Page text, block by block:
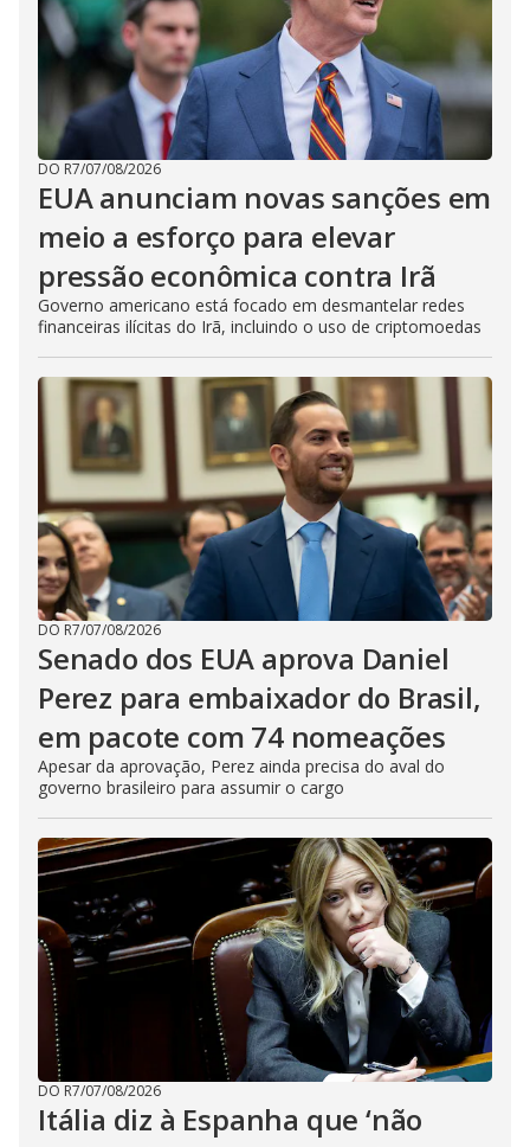
DO R7/07/08/2026
EUA anunciam novas sanções em
meio a esforço para elevar
pressão econômica contra Irã
Governo americano está focado em desmantelar redes
financeiras ilícitas do Irã, incluindo o uso de criptomoedas
DO R7/07/08/2026
Senado dos EUA aprova Daniel
Perez para embaixador do Brasil,
em pacote com 74 nomeações
Apesar da aprovação, Perez ainda precisa do aval do
governo brasileiro para assumir o cargo
DO R7/07/08/2026
Itália diz à Espanha que ‘não